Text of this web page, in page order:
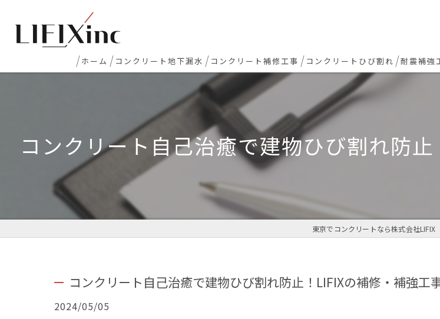
ホーム コンクリート地下漏水
地下・半地下駐車場 漏水
エレベーターピット漏水・止水工事
打継ぎ部・コールドジョイント漏水
配管貫通部・スリーブ周り漏水
コンクリート補修工事
新築マンション下地補修
コンクリート欠損 色合わせ補修
床レベラー工事(セルフレベリング)
コンクリートひび割れ 耐震補強
コンクリート自己治癒で建物ひび割れ防
東京でコンクリートなら株式会社LIFIX
コンクリート自己治癒で建物ひび割れ防止！LIFIXの補修・補強工
2024/05/05